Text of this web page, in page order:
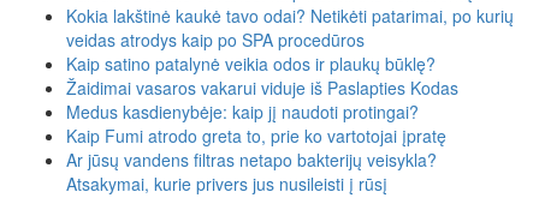
Kokia lakštinė kaukė tavo odai? Netikėti patarimai, po kurių
veidas atrodys kaip po SPA procedūros
Kaip satino patalynė veikia odos ir plaukų būklę?
Žaidimai vasaros vakarui viduje iš Paslapties Kodas
Medus kasdienybėje: kaip jį naudoti protingai?
Kaip Fumi atrodo greta to, prie ko vartotojai įpratę
Ar jūsų vandens filtras netapo bakterijų veisykla?
Atsakymai, kurie privers jus nusileisti į rūsį